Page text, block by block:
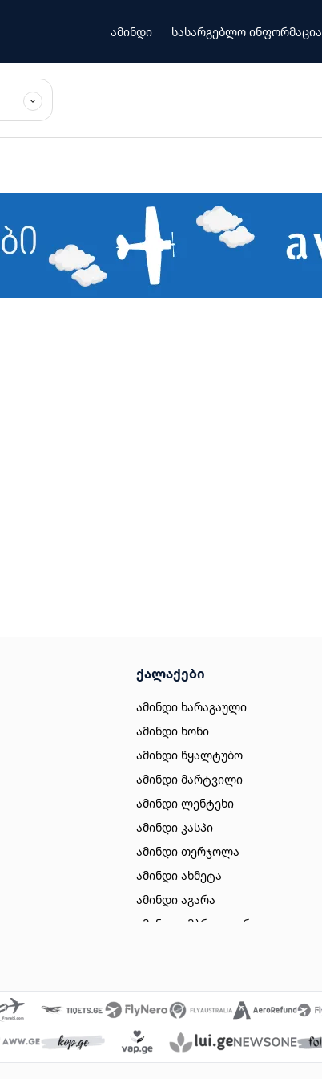
ამინდი სასარგებლო ინფორმაცია
ქალაქები
ამინდი ხარაგაული
ამინდი ხონი
ამინდი წყალტუბო
ამინდი მარტვილი
ამინდი ლენტეხი
ამინდი კასპი
ამინდი თერჯოლა
ამინდი ახმეტა
ამინდი აგარა
ამინდი ამბროლაური
ამინდი ვანი
ამინდი მახინჯაური
ამინდი გარდაბანი